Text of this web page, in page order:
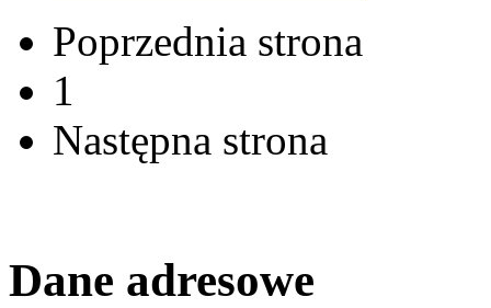
Poprzednia strona
1
Następna strona
Dane adresowe